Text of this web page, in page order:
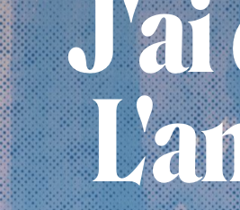
J'ai